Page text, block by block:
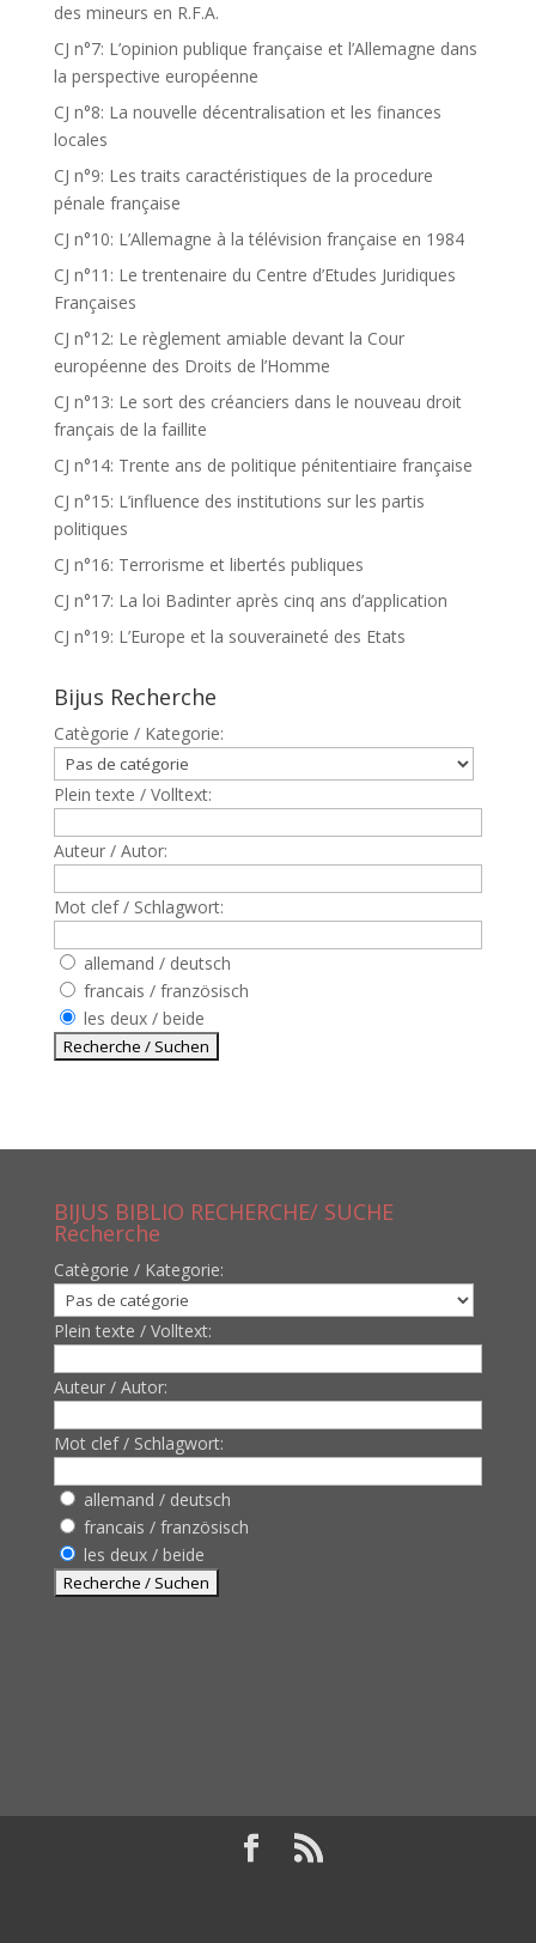
des mineurs en R.F.A.
CJ n°7: L’opinion publique française et l’Allemagne dans
la perspective européenne
CJ n°8: La nouvelle décentralisation et les finances
locales
CJ n°9: Les traits caractéristiques de la procedure
pénale française
CJ n°10: L’Allemagne à la télévision française en 1984
CJ n°11: Le trentenaire du Centre d’Etudes Juridiques
Françaises
CJ n°12: Le règlement amiable devant la Cour
européenne des Droits de l’Homme
CJ n°13: Le sort des créanciers dans le nouveau droit
français de la faillite
CJ n°14: Trente ans de politique pénitentiaire française
CJ n°15: L’influence des institutions sur les partis
politiques
CJ n°16: Terrorisme et libertés publiques
CJ n°17: La loi Badinter après cinq ans d’application
CJ n°19: L’Europe et la souveraineté des Etats
Bijus Recherche
Catègorie / Kategorie:
Plein texte / Volltext:
Auteur / Autor:
Mot clef / Schlagwort:
allemand / deutsch
francais / französisch
les deux / beide
BIJUS BIBLIO RECHERCHE/ SUCHE
Recherche
Catègorie / Kategorie:
Plein texte / Volltext:
Auteur / Autor:
Mot clef / Schlagwort:
allemand / deutsch
francais / französisch
les deux / beide